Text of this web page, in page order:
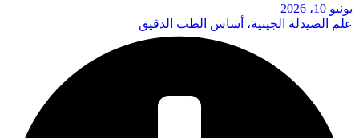
يونيو 10، 2026
علم الصيدلة الجينية، أساس الطب الدقيق